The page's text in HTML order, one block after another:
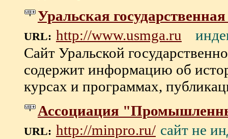
Уральская
URL: http://www.usmga.ru
Сайт Уральской
содержит информацию об
курсах и программах,
Ассоциация
URL: http://minpro.ru/ сайт не